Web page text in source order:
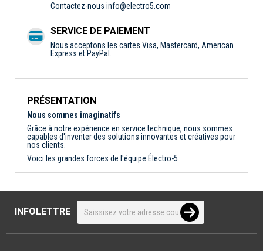
Contactez-nous info@electro5.com
SERVICE DE PAIEMENT
Nous acceptons les cartes Visa, Mastercard, American
Express et PayPal.
PRÉSENTATION
Nous sommes imaginatifs
Grâce à notre expérience en service technique, nous sommes
capables d'inventer des solutions innovantes et créatives pour
nos clients.
Voici les grandes forces de l'équipe Électro-5
INFOLETTRE